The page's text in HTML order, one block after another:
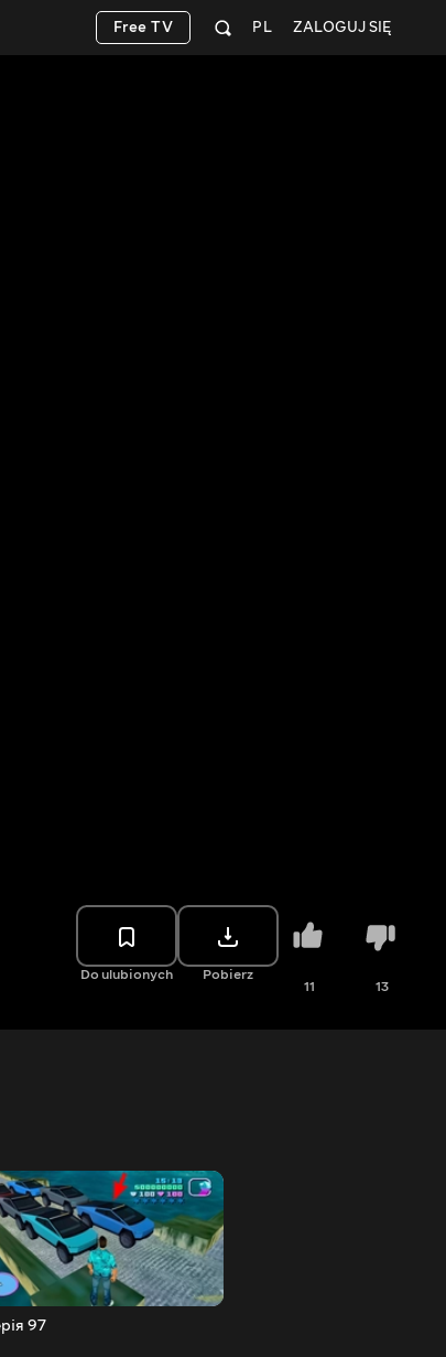
ZALOGUJ SIĘ
PL
Free TV
Do ulubionych Pobierz
11 13
97